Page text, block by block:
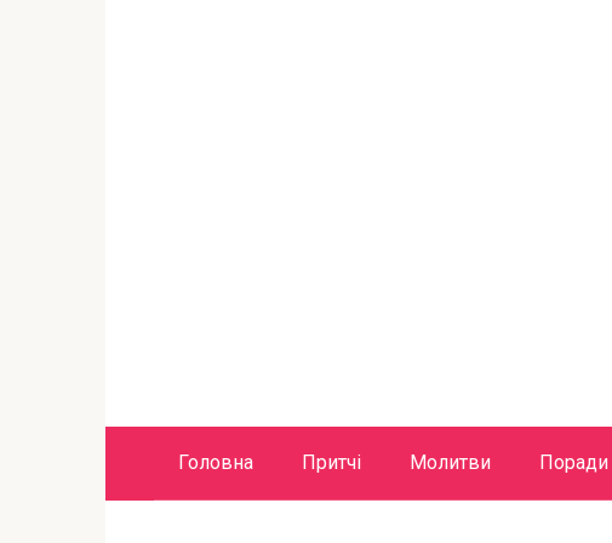
Головна Притчі Молитви Поради